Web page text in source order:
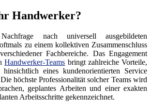
Handwerker?
nach universell ausgebildeten
zu einem kollektiven Zusammenschluss
verschiedener Fachbereiche. Das Engagement
Handwerker-Teams bringt zahlreiche Vorteile,
eines kundenorientierten Service
höchste Professionalität solcher Teams wird
geplantes Arbeiten und einer exakten
Arbeitsschritte gekennzeichnet.